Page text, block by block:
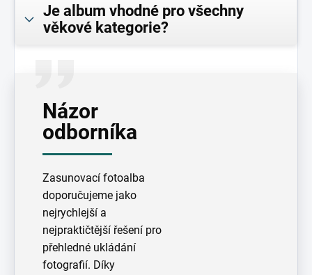
Je album vhodné pro všechny
věkové kategorie?
Názor
odborníka
Zasunovací fotoalba
doporučujeme jako
nejrychlejší a
nejpraktičtější řešení pro
přehledné ukládání
fotografií. Díky